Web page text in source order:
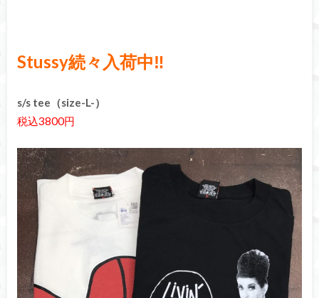
Stussy続々入荷中‼
s/s tee（size-L-）
税込3800円